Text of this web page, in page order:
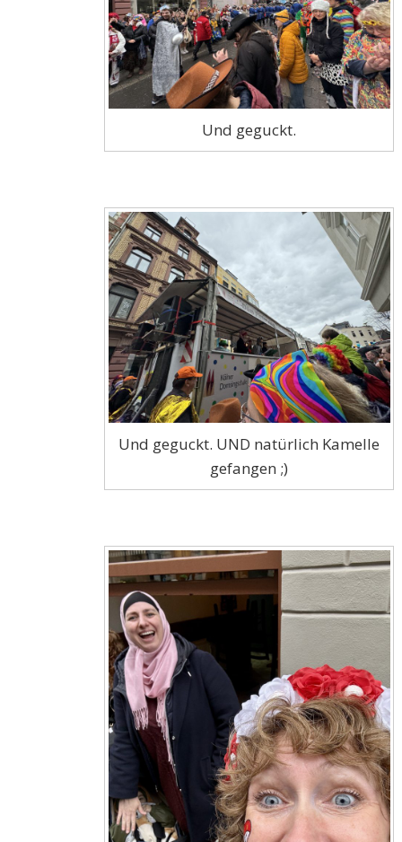
Und geguckt.
Und geguckt. UND natürlich Kamelle
gefangen ;)